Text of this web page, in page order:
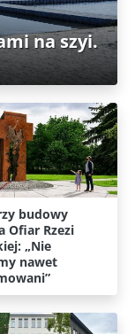
na szyi.
budowy
Ofiar Rzezi
„Nie
nawet